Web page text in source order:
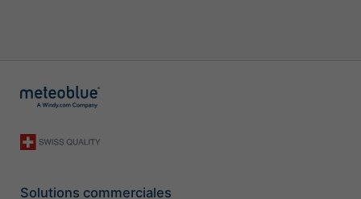
Solutions commerciales